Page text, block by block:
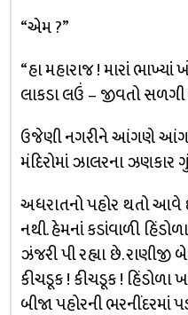
“એમ ?”
“હા મહારાજ ! મારાં ભાખ્યાં
લાકડા લઉં – જીવતો
ઉજેણી નગરીને આંગણે
મંદિરોમાં ઝાલરના ઝણકાર
અધરાતનો પહોર થતો આવે
નથી. હેમનાં કડાંવાળી
ઝંજરી પી રહ્યા છે. રાણીજી
કીચડૂક ! કીચડૂક !
બીજા પહોરની ભરનીંદરમાં